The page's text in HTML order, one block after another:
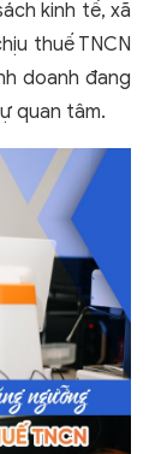
kinh tế, xã
thuế TNCN
doanh đang
quan tâm.